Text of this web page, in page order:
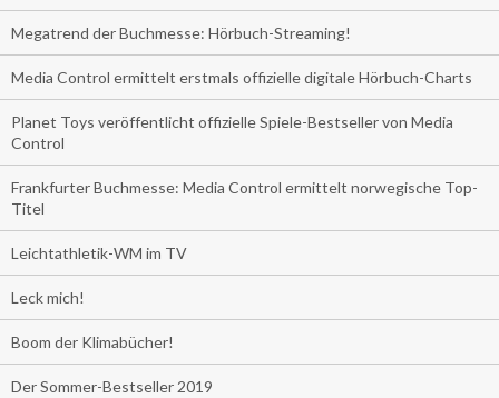
Megatrend der Buchmesse: Hörbuch-Streaming!
Media Control ermittelt erstmals offizielle digitale Hörbuch-Charts
Planet Toys veröffentlicht offizielle Spiele-Bestseller von Media
Control
Frankfurter Buchmesse: Media Control ermittelt norwegische Top-
Titel
Leichtathletik-WM im TV
Leck mich!
Boom der Klimabücher!
Der Sommer-Bestseller 2019